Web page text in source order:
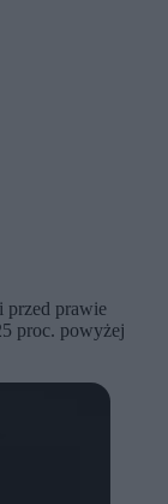
przed prawie
proc. powyżej